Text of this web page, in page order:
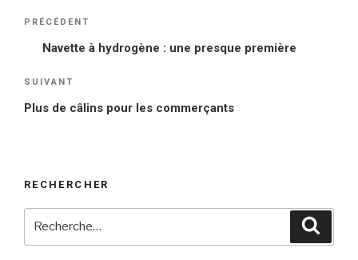
Navigation
Article
précédent
PRÉCÉDENT
Navette à hydrogène : une presque première
Article
suivant
SUIVANT
Plus de câlins pour les commerçants
RECHERCHER